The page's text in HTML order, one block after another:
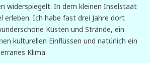
widerspiegelt. In dem kleinen Inselstaat
erleben. Ich habe fast drei Jahre dort
Küsten und Strände, ein
kulturellen Einflüssen und natürlich ein
Klima.